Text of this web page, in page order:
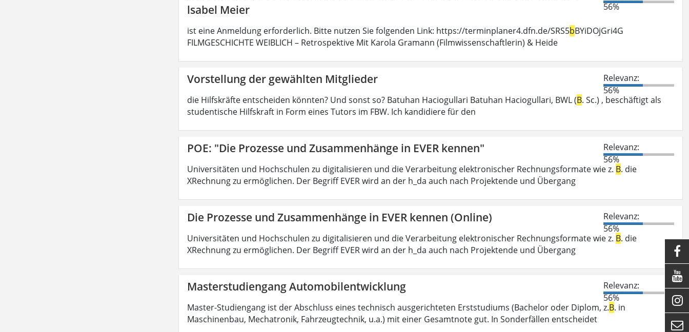
lsabel Meier
56%
ist eine Anmeldung erforderlich. Bitte nutzen Sie folgenden Link: https://terminplaner4.dfn.de/SRS5bBYiDOjGri4G
FILMGESCHICHTE WEIBLICH – Retrospektive Mit Karola Gramann (Filmwissenschaftlerin) & Heide
Vorstellung der gewählten Mitglieder
Relevanz:
56%
die Hilfskräfte entscheiden könnten? Und sonst so? Batuhan Haciogullari Batuhan Haciogullari, BWL (B. Sc.) , beschäftigt als
studentische Hilfskraft in Form eines Tutors im FBW. Ich kandidiere für den
POE: "Die Prozesse und Zusammenhänge in EVER kennen"
Relevanz:
56%
Universitäten und Hochschulen zu digitalisieren und die Verarbeitung elektronischer Rechnungsformate wie z. B. die
XRechnung zu ermöglichen. Der Begriff EVER wird an der h_da auch nach Projektende und Übergang
Die Prozesse und Zusammenhänge in EVER kennen (Online)
Relevanz:
56%
Universitäten und Hochschulen zu digitalisieren und die Verarbeitung elektronischer Rechnungsformate wie z. B. die
XRechnung zu ermöglichen. Der Begriff EVER wird an der h_da auch nach Projektende und Übergang
Masterstudiengang Automobilentwicklung
Relevanz:
56%
Master-Studiengang ist der Abschluss eines technisch ausgerichteten Erststudiums (Bachelor oder Diplom, z.B. in
Maschinenbau, Mechatronik, Fahrzeugtechnik, u.a.) mit einer Gesamtnote gut. In Sonderfällen entscheidet



